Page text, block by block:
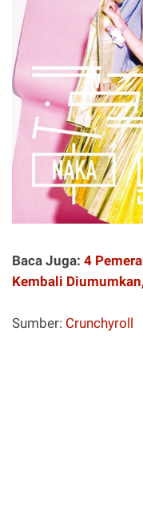
Baca Juga: 4
Kembali
Sumber: Crunchyroll